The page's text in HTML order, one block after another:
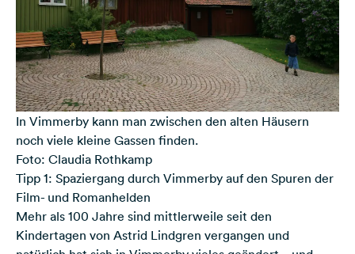
In Vimmerby kann man zwischen den alten Häusern
noch viele kleine Gassen finden.
Foto: Claudia Rothkamp
Tipp 1: Spaziergang durch Vimmerby auf den Spuren der
Film- und Romanhelden
Mehr als 100 Jahre sind mittlerweile seit den
Kindertagen von Astrid Lindgren vergangen und